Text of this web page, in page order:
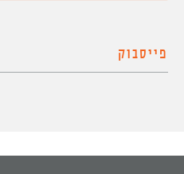
פייסבוק